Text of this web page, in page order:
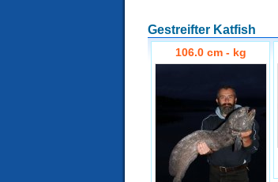
Gestreifter Katfish
106.0 cm - kg